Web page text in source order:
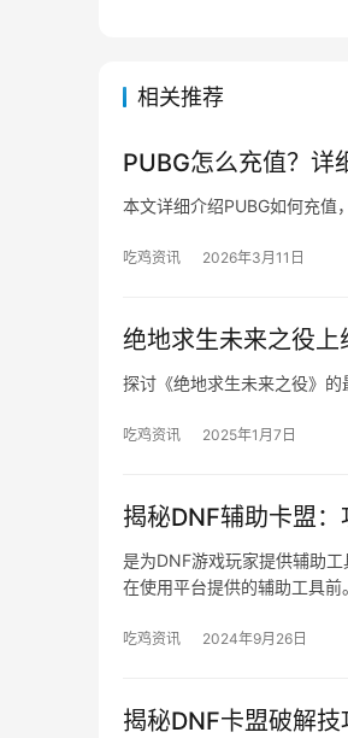
相关推荐
PUBG怎么充值？详
本文详细介绍PUBG如何充值
吃鸡资讯 2026年3月11日
绝地求生未来之役
探讨《绝地求生未来之役》的
吃鸡资讯 2025年1月7日
揭秘DNF辅助卡盟
是为DNF游戏玩家提供辅助
在使用平台提供的辅助工具前。
吃鸡资讯 2024年9月26日
揭秘DNF卡盟破解